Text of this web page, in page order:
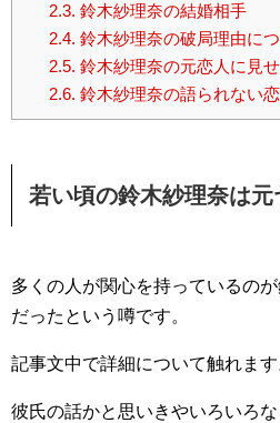
2.3. 鈴木紗理奈の結婚相手
2.4. 鈴木紗理奈の破局理由に
2.5. 鈴木紗理奈の元恋人に見
2.6. 鈴木紗理奈の語られない
若い頃の鈴木紗理奈は元
多くの人が関心を持っているの
だったという噂です。
記事文中で詳細について触れます
彼氏の話かと思いきやいろいろ